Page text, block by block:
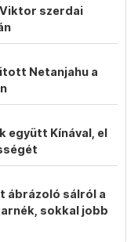
Viktor szerdai
Netanjahu a
együtt Kínával, el
ábrázoló sálról a
sokkal jobb